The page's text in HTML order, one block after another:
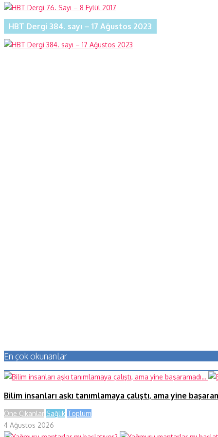
HBT Dergi 384. sayı – 17 Ağustos 2023
En çok okunanlar
Bilim insanları aşkı tanımlamaya çalıştı, ama yine
Öne Çıkanlar Sağlık Toplum
4 Ağustos 2026